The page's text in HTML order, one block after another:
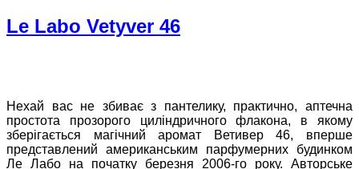
Le Labo Vetyver 46
Нехай вас не збиває з пантелику, практично, аптечна
простота прозорого циліндричного флакона, в якому
зберігається магічний аромат Ветивер 46, вперше
представлений американським парфумерних будинком
Ле Лабо на початку березня 2006-го року. Авторське